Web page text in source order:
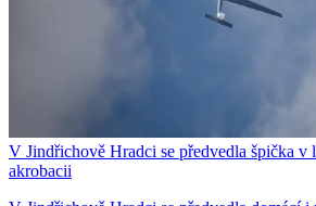
V Jindřichově Hradci se předvedla špička v
akrobacii